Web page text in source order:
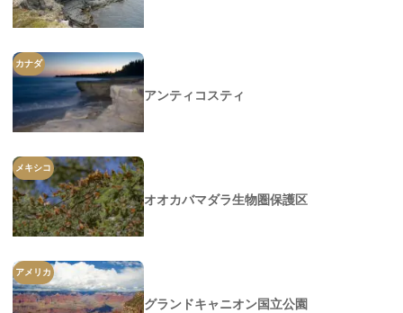
カナダ
アンティコスティ
メキシコ
オオカバマダラ生物圏保護区
アメリカ
グランドキャニオン国立公園